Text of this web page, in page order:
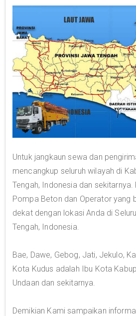
Untuk jangkaun sewa dan
mencangkup seluruh wilayah di
Tengah, Indonesia dan sekitarnya.
Pompa Beton dan Operator yang
dekat dengan lokasi Anda di
Tengah, Indonesia.
Bae, Dawe, Gebog, Jati, Jekulo,
Kota Kudus adalah Ibu Kota
Undaan dan sekitarnya.
Demikian Kami sampaikan